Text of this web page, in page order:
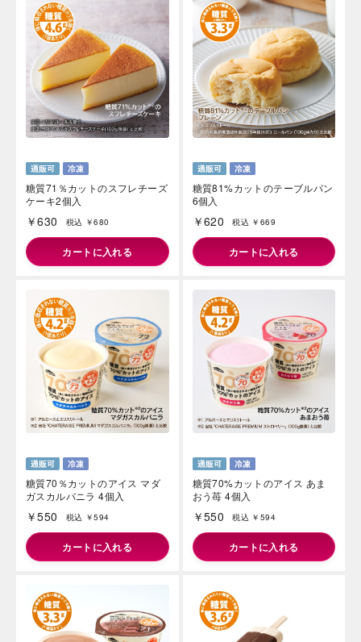
糖質71％カットのスフレチーズ
ケーキ2個入
￥630 税込 ￥680
カートに入れる
糖質81%カットのテーブルパン
6個入
￥620 税込 ￥669
カートに入れる
糖質70％カットのアイス マダ
ガスカルバニラ 4個入
￥550 税込 ￥594
カートに入れる
糖質70%カットのアイス あま
おう苺 4個入
￥550 税込 ￥594
カートに入れる
岳や末広がりを意味す
つ時」という意味を込
雄大な八ヶ岳山麓の自
い。
海外 Overseas shops
Indonesia
Singapore
Malaysia
Hong Kong
UAE
Thailand
Vietnam